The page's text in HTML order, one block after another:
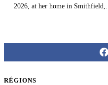
2026, at her home in Smithfield,...
RÉGIONS